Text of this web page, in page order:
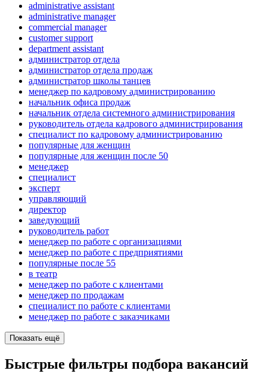
administrative assistant
administrative manager
commercial manager
customer support
department assistant
администратор отдела
администратор отдела продаж
администратор школы танцев
менеджер по кадровому администрированию
начальник офиса продаж
начальник отдела системного администрирования
руководитель отдела кадрового администрирования
специалист по кадровому администрированию
популярные для женщин
популярные для женщин после 50
менеджер
специалист
эксперт
управляющий
директор
заведующий
руководитель работ
менеджер по работе с организациями
менеджер по работе с предприятиями
популярные после 55
в театр
менеджер по работе с клиентами
менеджер по продажам
специалист по работе с клиентами
менеджер по работе с заказчиками
Показать ещё
Быстрые фильтры подбора вакансий